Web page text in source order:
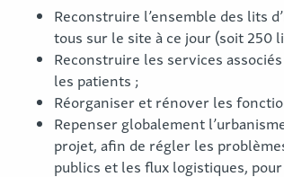
Reconstruire l’ensemble des lits
tous sur le site à ce jour (soit 250
Reconstruire les services
les patients ;
Réorganiser et rénover les
Repenser globalement
projet, afin de régler les
publics et les flux logistiques,